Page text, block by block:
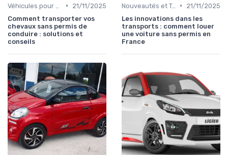
•
21/11/2025
Comment transporter vos
chevaux sans permis de
conduire : solutions et
conseils
Nouveautés et Tendances •
21/11/2025
Les innovations dans les
transports : comment louer
une voiture sans permis en
France